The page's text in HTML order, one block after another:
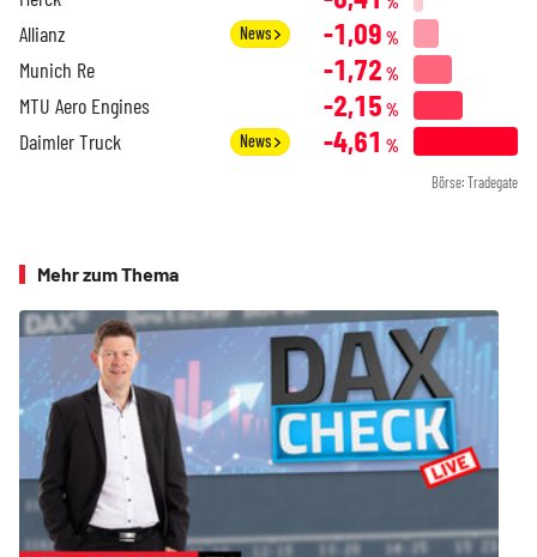
Allianz News -1,09 %
Munich Re -1,72 %
MTU Aero Engines -2,15 %
Daimler Truck News -4,61 %
Börse: Tradegate
Mehr zum Thema